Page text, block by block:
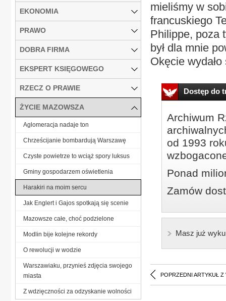
mieliśmy w
francuskiego
Philippe, poza
był dla mnie
Okęcie
Dostęp do
Archiwum
od 1993
Ponad
Zamów
Masz już
POPRZEDNI ARTYKUŁ Z
EKONOMIA
PRAWO
DOBRA FIRMA
EKSPERT KSIĘGOWEGO
RZECZ O PRAWIE
ŻYCIE MAZOWSZA
Aglomeracja nadaje ton
Chrześcijanie bombardują Warszawę
Czyste powietrze to wciąż spory luksus
Gminy gospodarzem oświetlenia
Harakiri na moim sercu
Jak Englert i Gajos spotkają się scenie
Mazowsze całe, choć podzielone
Modlin bije kolejne rekordy
O rewolucji w wodzie
Warszawiaku, przynieś zdjęcia swojego
miasta
Z wdzięczności za odzyskanie wolności